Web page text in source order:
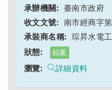
臺南市政府
南市經商字
琮昇水電
結案
詳細資料